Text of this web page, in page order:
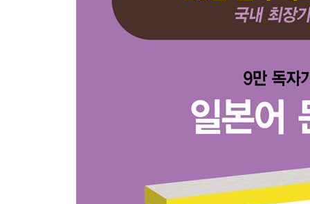
16 수동형
17 사역수동형
여섯째마디ㆍ1류동사가 う단으로 바뀌는 활용형
일곱째마디ㆍ1류동사가 え단으로 바뀌는 활용형